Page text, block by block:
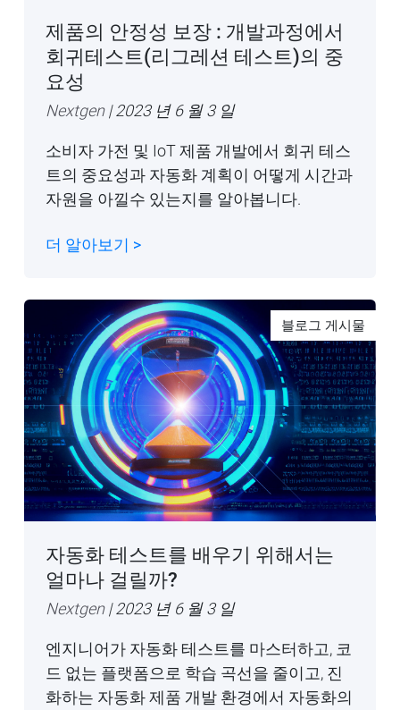
제품의 안정성 보장 : 개발과정에서
회귀테스트(리그레션 테스트)의 중
요성
Nextgen| 2023 년 6 월 3 일
소비자 가전 및 IoT 제품 개발에서 회귀 테스
트의 중요성과 자동화 계획이 어떻게 시간과
자원을 아낄수 있는지를 알아봅니다.
더 알아보기 >
블로그 게시물
자동화 테스트를 배우기 위해서는
얼마나 걸릴까?
Nextgen| 2023 년 6 월 3 일
엔지니어가 자동화 테스트를 마스터하고, 코
드 없는 플랫폼으로 학습 곡선을 줄이고, 진
화하는 자동화 제품 개발 환경에서 자동화의